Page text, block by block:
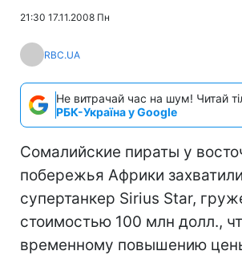
21:30 17.11.2008 Пн
RBC.UA
Не витрачай час на шум! Читай
РБК-Україна у Google
Сомалийские пираты у
побережья Африки
супертанкер Sirius Star,
стоимостью 100 млн долл.,
временному повышению